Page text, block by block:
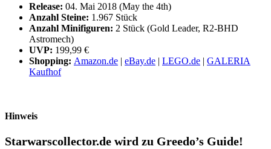
Release: 04. Mai 2018 (May the 4th)
Anzahl Steine: 1.967 Stück
Anzahl Minifiguren: 2 Stück (Gold Leader, R2-BHD
Astromech)
UVP: 199,99 €
Shopping: Amazon.de | eBay.de | LEGO.de | GALERIA
Kaufhof
Hinweis
Starwarscollector.de wird zu Greedo’s Guide!